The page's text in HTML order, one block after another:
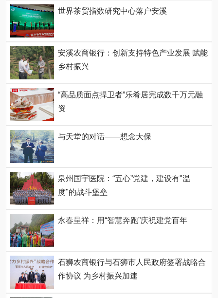
世界茶贸指数研究中心落户安溪
安溪农商银行：创新支持特色产业发展 赋能
乡村振兴
“高品质面点捍卫者”乐肴居完成数千万元融
资
与天堂的对话——想念大保
泉州国宇医院：“五心”党建，建设有"温
度"的战斗堡垒
永春呈祥：用“智慧奔跑”庆祝建党百年
石狮农商银行与石狮市人民政府签署战略合
作协议 为乡村振兴加速